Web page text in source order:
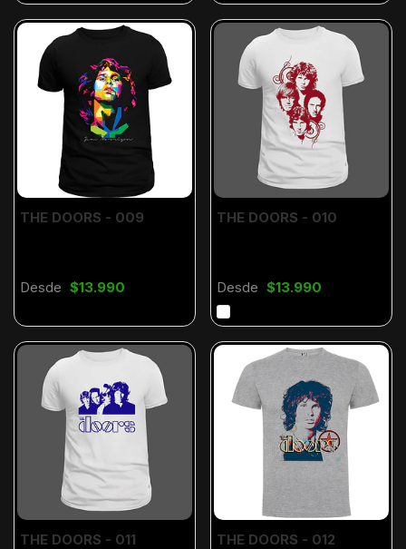
THE DOORS - 009
Desde $13.990
THE DOORS - 010
Desde $13.990
THE DOORS - 011 THE DOORS - 012